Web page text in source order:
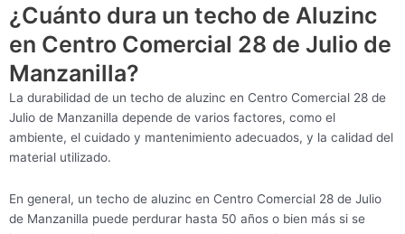
¿Cuánto dura un techo de Aluzinc
en Centro Comercial 28 de Julio de
Manzanilla?
La durabilidad de un techo de aluzinc en Centro Comercial 28 de
Julio de Manzanilla depende de varios factores, como el
ambiente, el cuidado y mantenimiento adecuados, y la calidad del
material utilizado.
En general, un techo de aluzinc en Centro Comercial 28 de Julio
de Manzanilla puede perdurar hasta 50 años o bien más si se